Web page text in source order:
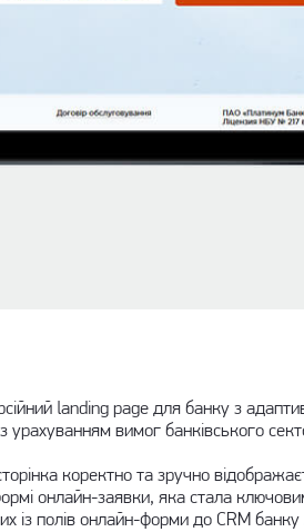
landing page для банку з
вимог банківського
коректно та зручно
онлайн-заявки, яка стала
із полів онлайн-форми до CRM